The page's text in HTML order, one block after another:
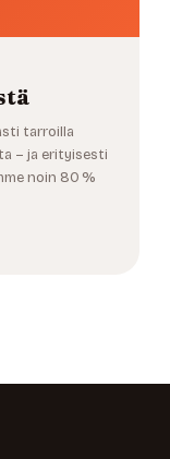
tarroilla
– ja erityisesti
noin 80 %